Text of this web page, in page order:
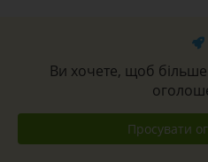
Ви хочете, щоб
Просувати